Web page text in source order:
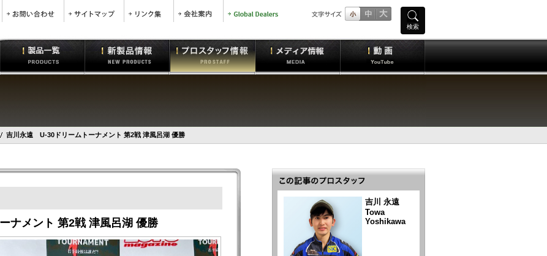
検索
吉川永遠 U-30ドリームトーナメント 第2戦 津風呂湖 優勝
ナメント 第2戦 津風呂湖 優勝
吉川 永遠
Towa
Yoshikawa